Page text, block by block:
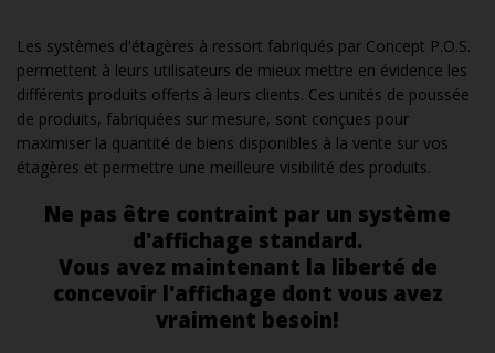
Les systèmes d'étagères à ressort fabriqués par Concept P.O.S.
permettent à leurs utilisateurs de mieux mettre en évidence les
différents produits offerts à leurs clients. Ces unités de poussée
de produits, fabriquées sur mesure, sont conçues pour
maximiser la quantité de biens disponibles à la vente sur vos
étagères et permettre une meilleure visibilité des produits.
Ne pas être contraint par un système
d'affichage standard.
Vous avez maintenant la liberté de
concevoir l'affichage dont vous avez
vraiment besoin!